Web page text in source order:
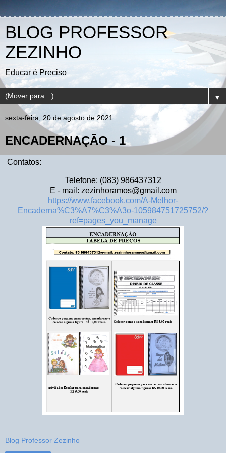
BLOG PROFESSOR
ZEZINHO
Educar é Preciso
▼
sexta-feira, 20 de agosto de 2021
ENCADERNAÇÃO - 1
Contatos:
Telefone: (083) 986437312
E - mail: zezinhoramos@gmail.com
https://www.facebook.com/A-Melhor-
Encaderna%C3%A7%C3%A3o-105984751725752/?
ref=pages_you_manage
Blog Professor Zezinho